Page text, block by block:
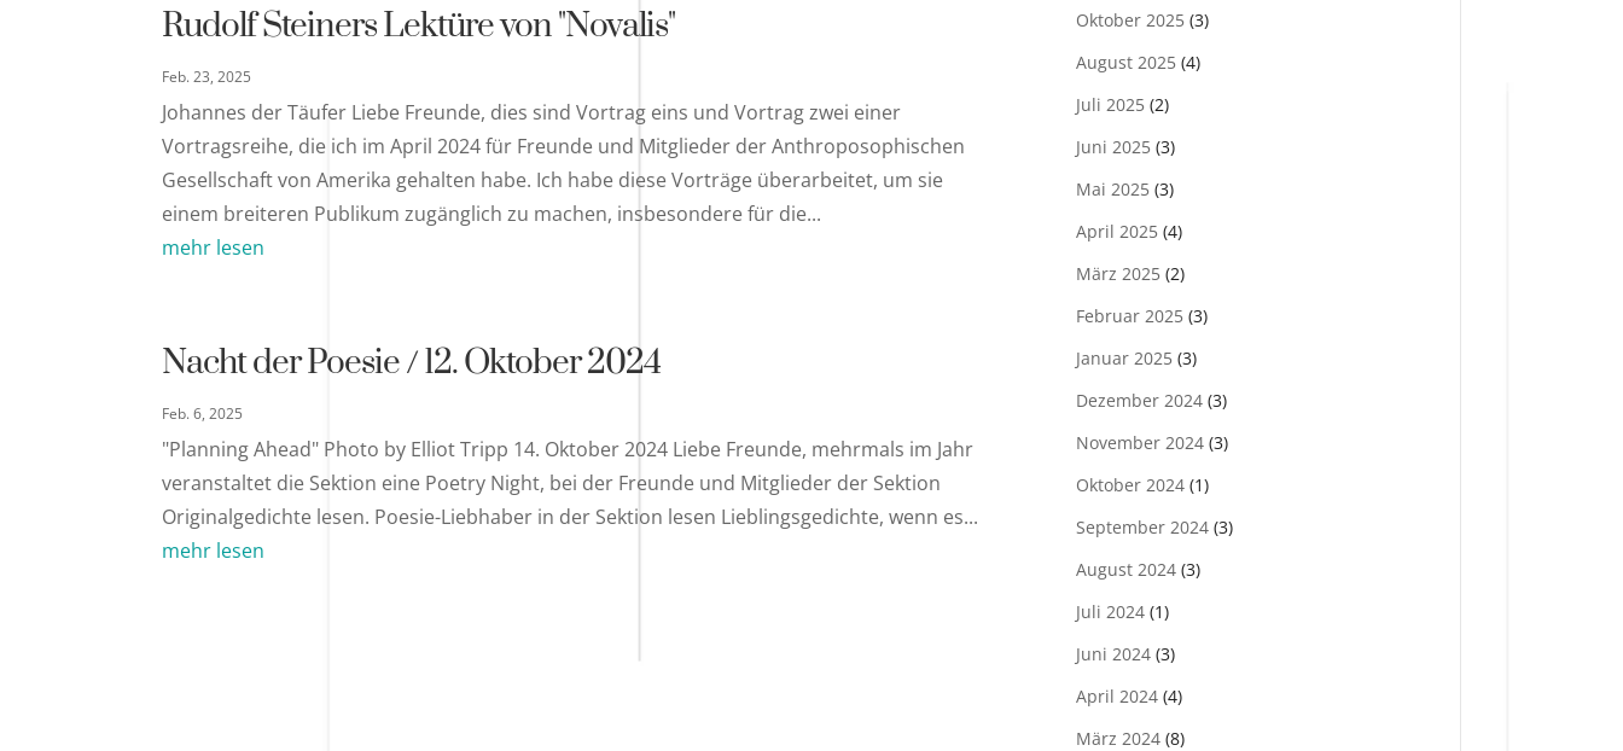
Rudolf Steiners Lektüre von "Novalis"
Feb. 23, 2025
Johannes der Täufer Liebe Freunde, dies sind Vortrag eins und Vortrag zwei einer
Vortragsreihe, die ich im April 2024 für Freunde und Mitglieder der Anthroposophischen
Gesellschaft von Amerika gehalten habe. Ich habe diese Vorträge überarbeitet, um sie
einem breiteren Publikum zugänglich zu machen, insbesondere für die...
mehr lesen
Nacht der Poesie / 12. Oktober 2024
Feb. 6, 2025
"Planning Ahead" Photo by Elliot Tripp 14. Oktober 2024 Liebe Freunde, mehrmals im Jahr
veranstaltet die Sektion eine Poetry Night, bei der Freunde und Mitglieder der Sektion
Originalgedichte lesen. Poesie-Liebhaber in der Sektion lesen Lieblingsgedichte, wenn es...
mehr lesen
Oktober 2025(3)
August 2025(4)
Juli 2025(2)
Juni 2025(3)
Mai 2025(3)
April 2025(4)
März 2025(2)
Februar 2025(3)
Januar 2025(3)
Dezember 2024(3)
November 2024(3)
Oktober 2024(1)
September 2024(3)
August 2024(3)
Juli 2024(1)
Juni 2024(3)
April 2024(4)
März 2024(8)